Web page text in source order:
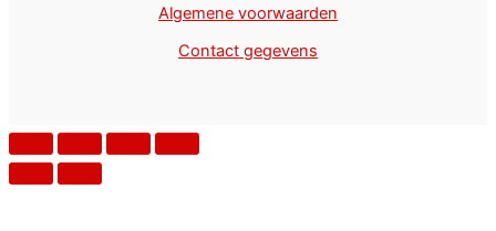
Algemene voorwaarden
Contact gegevens